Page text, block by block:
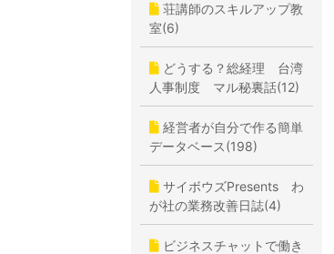
荘講師のスキルアップ教
室(6)
どうする？総経理 台湾
人事制度 マル秘裏話(12)
経営者が自分で作る簡単
データベース(198)
サイボウズPresents わ
が社の業務改善日誌(4)
ビジネスチャットで働き